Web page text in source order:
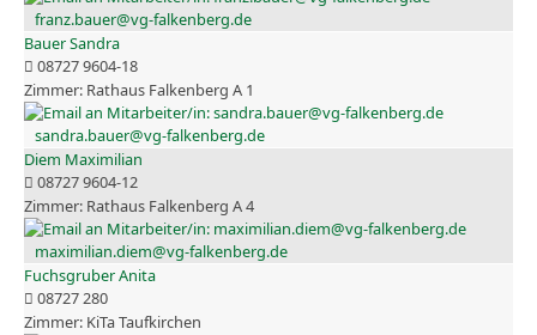
franz.bauer@vg-falkenberg.de
Bauer Sandra
08727 9604-18
Rathaus Falkenberg A 1
sandra.bauer@vg-falkenberg.de
Diem Maximilian
08727 9604-12
Rathaus Falkenberg A 4
maximilian.diem@vg-falkenberg.de
Fuchsgruber Anita
08727 280
KiTa Taufkirchen